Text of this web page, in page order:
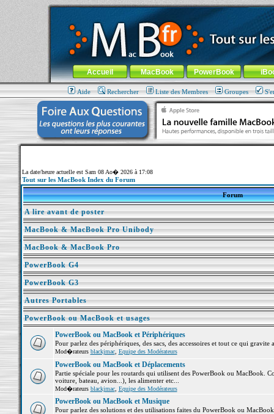
MacBook-fr.com : 100% Apple... 100% nomade !
Aller au contenu-Aller au menu général-Aller au menu de
Menu général
Accueil MacBook PowerBook
Aide Rechercher Liste des Membres Groupes
La date/heure actuelle est Sam 08 Ao� 2026 à 17:08
Tout sur les MacBook Index du Forum
Forum
A lire avant de poster
MacBook & MacBook Pro Unibody
MacBook & MacBook Pro
PowerBook G4
PowerBook G3
Autres Portables
PowerBook ou MacBook et usages
PowerBook ou MacBook et Périphériques
Pour parlez des périphériques, des sacs, des accessoires et tout ce qui
Mod�rateurs blackjmac, Equipe des Modérateurs
PowerBook ou MacBook et Déplacements
Partie spéciale pour les routards qui utilisent des PowerBook ou MacBook.
voiture, bateau, avion...), les alimenter etc...
Mod�rateurs blackjmac, Equipe des Modérateurs
PowerBook ou MacBook et Musique
Pour parlez des solutions et des utilisations faites du PowerBook ou